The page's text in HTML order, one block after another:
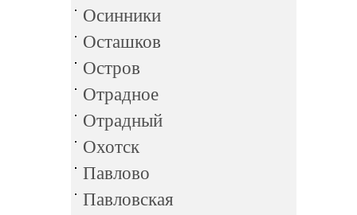
Осинники
Осташков
Остров
Отрадное
Отрадный
Охотск
Павлово
Павловская